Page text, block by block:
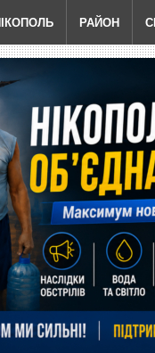
РАЙОН